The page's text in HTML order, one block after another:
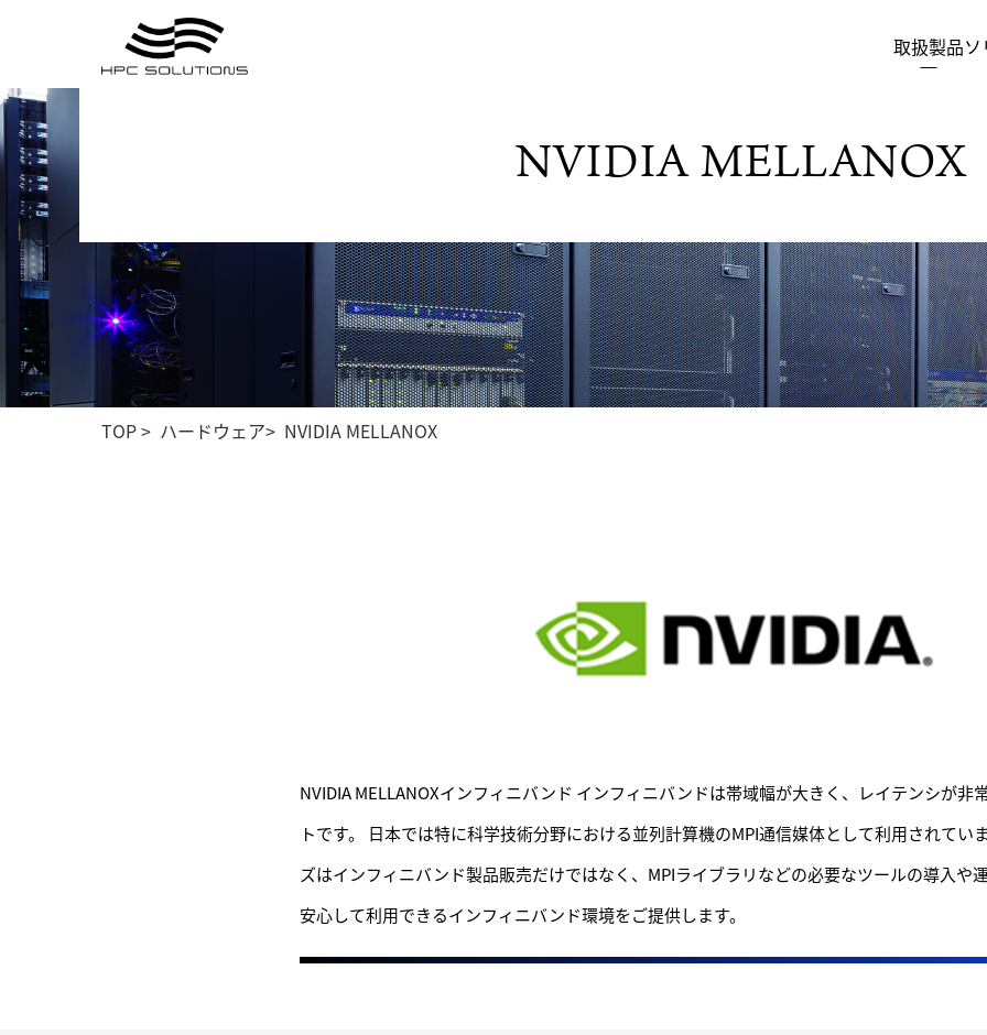
取扱製品
NVIDIA MELLANOX
TOP> ハードウェア> NVIDIA MELLANOX
NVIDIA MELLANOXインフィニバンド インフィニバンドは帯域幅が大きく、レイテンシが非
トです。 日本では特に科学技術分野における並列計算機のMPI通信媒体として利用されてい
ズはインフィニバンド製品販売だけではなく、MPIライブラリなどの必要なツールの導入や
安心して利用できるインフィニバンド環境をご提供します。